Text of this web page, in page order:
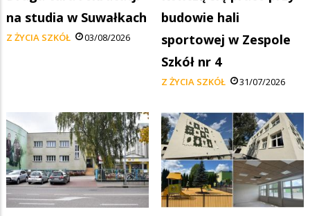
na studia w Suwałkach
Z ŻYCIA SZKÓŁ 03/08/2026
budowie hali
sportowej w Zespole
Szkół nr 4
Z ŻYCIA SZKÓŁ 31/07/2026